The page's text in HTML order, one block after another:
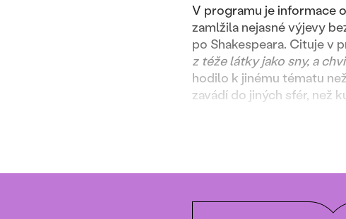
V programu je informace
zamlžila nejasné výjevy
po Shakespeara. Cituje v
z téže látky jako sny, a
hodilo k jinému tématu
zavádí do jiných sfér, než